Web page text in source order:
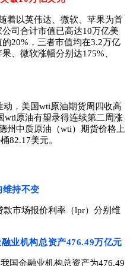
着以英伟达、微软、苹果为首
司合计市值已高达10万亿美
20%，三者市值均在3.2万亿
、微软涨幅分别达175%、
，美国wti原油期货周四收高
wti原油有望录得连续第二周涨
州中质原油（wti）期货价格上
82.17美元。
持不变
市场报价利率（lpr）分别维
业机构总资产476.49万亿元
国金融业机构总资产为476.49